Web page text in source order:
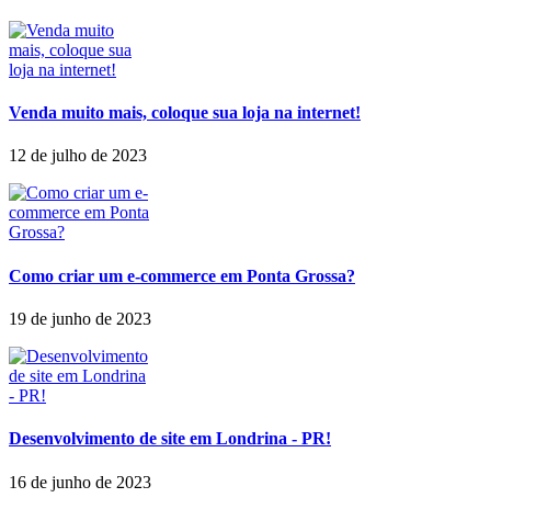
Venda muito mais, coloque sua loja na internet!
12 de julho de 2023
Como criar um e-commerce em Ponta Grossa?
19 de junho de 2023
Desenvolvimento de site em Londrina - PR!
16 de junho de 2023